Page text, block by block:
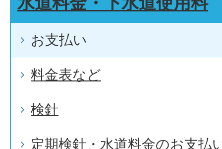
お支払い
料金表など
検針
定期検針・水道料金のお支払